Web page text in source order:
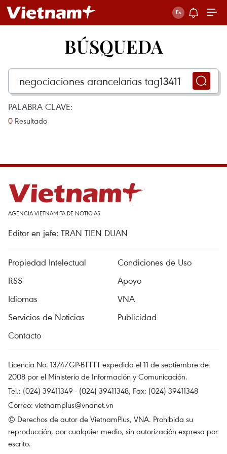
BÚSQUEDA
PALABRA CLAVE:
0 Resultado
AGENCIA VIETNAMITA DE NOTICIAS
Editor en jefe: TRAN TIEN DUAN
Propiedad Intelectual
Condiciones de Uso
RSS
Apoyo
Idiomas
VNA
Servicios de Noticias
Publicidad
Contacto
Licencia No. 1374/GP-BTTTT expedida el 11 de septiembre de
2008 por el Ministerio de Información y Comunicación.
Tel.: (024) 39411349 - (024) 39411348, Fax: (024) 39411348
Correo: vietnamplus@vnanet.vn
© Derechos de autor de VietnamPlus, VNA. Prohibida su
reproducción, por cualquier medio, sin autorización expresa por
escrito.